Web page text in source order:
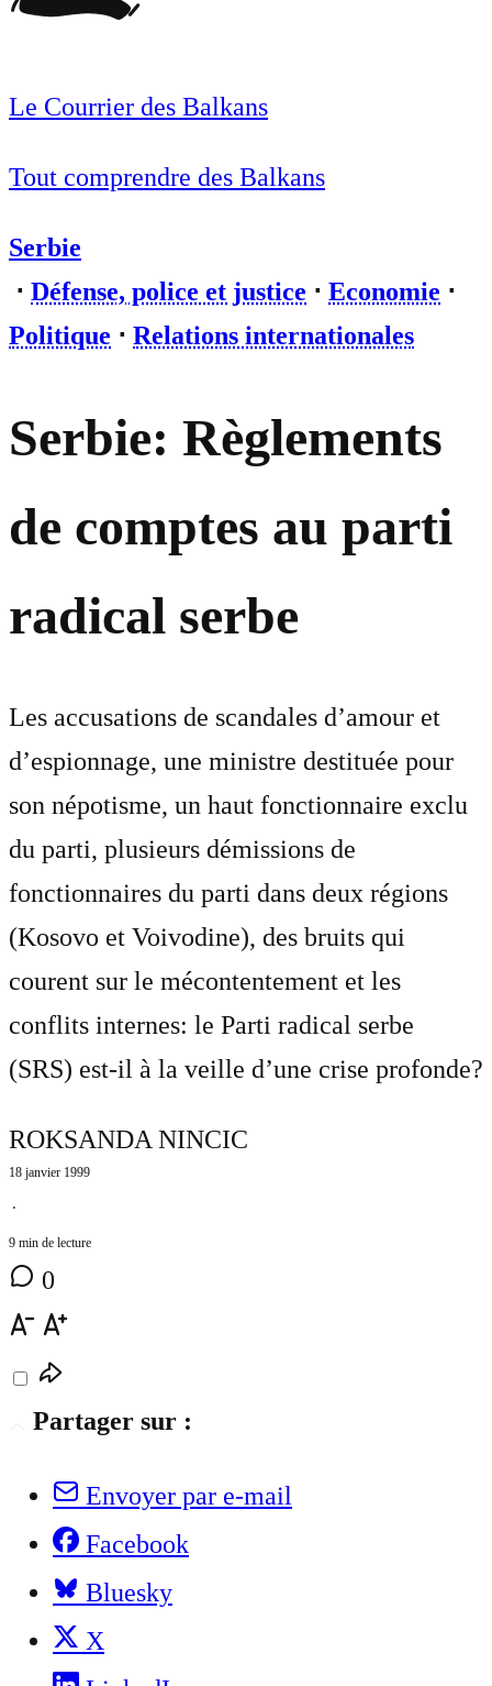
Le Courrier des Balkans
Tout comprendre des Balkans
Serbie
⋅ Défense, police et justice ⋅ Economie ⋅
Politique ⋅ Relations internationales
Serbie: Règlements
de comptes au parti
radical serbe
Les accusations de scandales d’amour et
d’espionnage, une ministre destituée pour
son népotisme, un haut fonctionnaire exclu
du parti, plusieurs démissions de
fonctionnaires du parti dans deux régions
(Kosovo et Voivodine), des bruits qui
courent sur le mécontentement et les
conflits internes: le Parti radical serbe
(SRS) est-il à la veille d’une crise profonde?
ROKSANDA NINCIC
18 janvier 1999
⋅
9 min de lecture
0
Partager sur :
Envoyer par e-mail
Facebook
Bluesky
X